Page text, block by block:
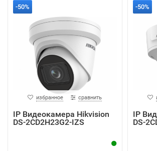
-50%
избранное сравнить
IP Видеокамера Hikvision
DS-2CD2H23G2-IZS
-50%
IP
DS-